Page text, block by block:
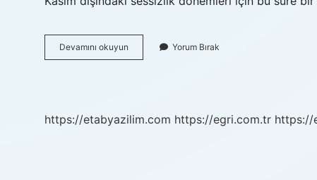
Devamını okuyun
Kasım
Yorum Bırak
https://etabyazilim.com https://egri.com.tr https://